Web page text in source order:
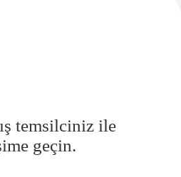
temsilciniz ile
geçin.